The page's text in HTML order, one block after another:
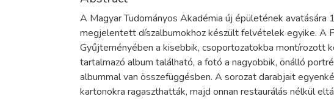
A Magyar Tudományos Akadémia új épületének avatására
megjelentett díszalbumokhoz készült felvételek egyike. A
Gyűjteményében a kisebbik, csoportozatokba montírozott
tartalmazó album található, a fotó a nagyobbik, önálló
albummal van összefüggésben. A sorozat darabjait
kartonokra ragaszthatták, majd onnan restaurálás nélkül